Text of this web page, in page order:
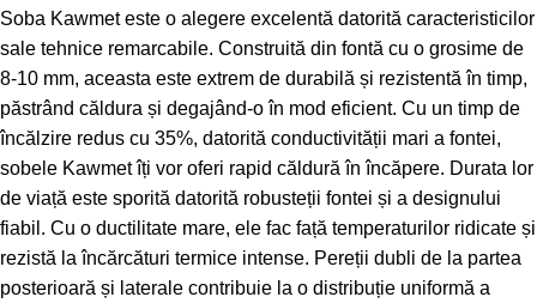
Soba Kawmet este o alegere excelentă datorită caracteristicilor
sale tehnice remarcabile. Construită din fontă cu o grosime de
8-10 mm, aceasta este extrem de durabilă și rezistentă în timp,
păstrând căldura și degajând-o în mod eficient. Cu un timp de
încălzire redus cu 35%, datorită conductivității mari a fontei,
sobele Kawmet îți vor oferi rapid căldură în încăpere. Durata lor
de viață este sporită datorită robusteții fontei și a designului
fiabil. Cu o ductilitate mare, ele fac față temperaturilor ridicate și
rezistă la încărcături termice intense. Pereții dubli de la partea
posterioară și laterale contribuie la o distribuție uniformă a